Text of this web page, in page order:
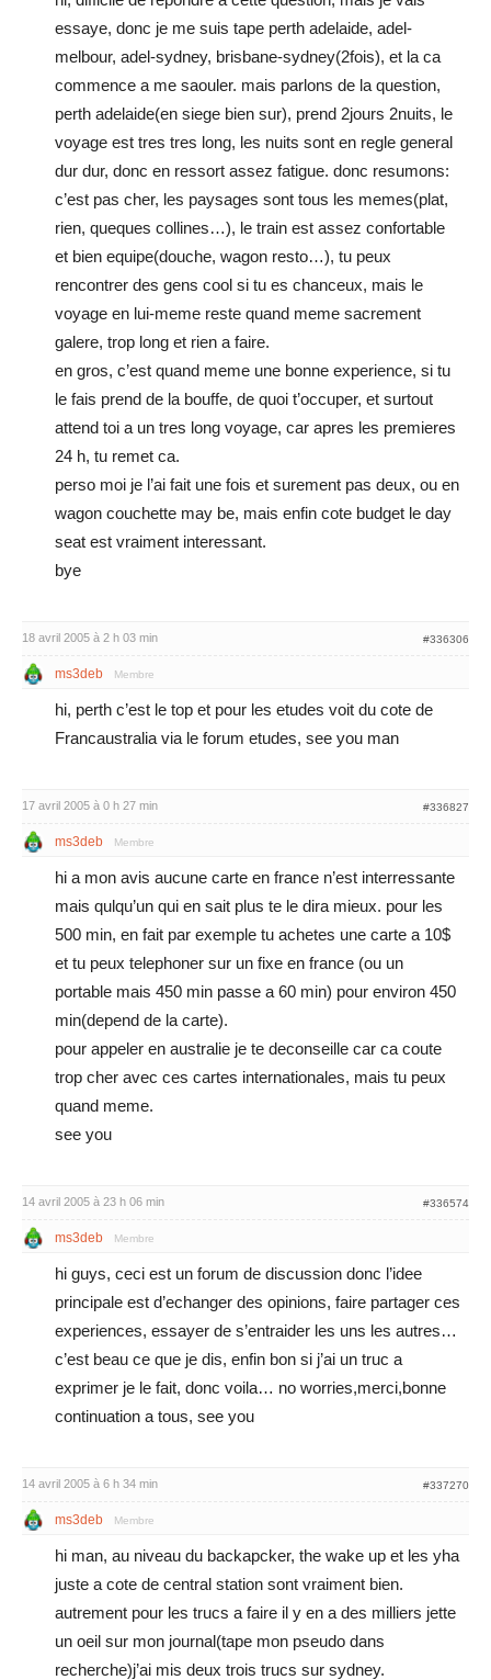
essaye, donc je me suis tape perth adelaide, adel-
melbour, adel-sydney, brisbane-sydney(2fois), et la ca
commence a me saouler. mais parlons de la question,
perth adelaide(en siege bien sur), prend 2jours 2nuits, le
voyage est tres tres long, les nuits sont en regle general
dur dur, donc en ressort assez fatigue. donc resumons:
c’est pas cher, les paysages sont tous les memes(plat,
rien, queques collines…), le train est assez confortable
et bien equipe(douche, wagon resto…), tu peux
rencontrer des gens cool si tu es chanceux, mais le
voyage en lui-meme reste quand meme sacrement
galere, trop long et rien a faire.
en gros, c’est quand meme une bonne experience, si tu
le fais prend de la bouffe, de quoi t’occuper, et surtout
attend toi a un tres long voyage, car apres les premieres
24 h, tu remet ca.
perso moi je l’ai fait une fois et surement pas deux, ou en
wagon couchette may be, mais enfin cote budget le day
seat est vraiment interessant.
bye
18 avril 2005 à 2 h 03 min #336306
ms3deb Membre
hi, perth c’est le top et pour les etudes voit du cote de
Francaustralia via le forum etudes, see you man
17 avril 2005 à 0 h 27 min #336827
ms3deb Membre
hi a mon avis aucune carte en france n’est interressante
mais qulqu’un qui en sait plus te le dira mieux. pour les
500 min, en fait par exemple tu achetes une carte a 10$
et tu peux telephoner sur un fixe en france (ou un
portable mais 450 min passe a 60 min) pour environ 450
min(depend de la carte).
pour appeler en australie je te deconseille car ca coute
trop cher avec ces cartes internationales, mais tu peux
quand meme.
see you
14 avril 2005 à 23 h 06 min #336574
ms3deb Membre
hi guys, ceci est un forum de discussion donc l’idee
principale est d’echanger des opinions, faire partager ces
experiences, essayer de s’entraider les uns les autres…
c’est beau ce que je dis, enfin bon si j’ai un truc a
exprimer je le fait, donc voila… no worries,merci,bonne
continuation a tous, see you
14 avril 2005 à 6 h 34 min #337270
ms3deb Membre
hi man, au niveau du backapcker, the wake up et les yha
juste a cote de central station sont vraiment bien.
autrement pour les trucs a faire il y en a des milliers jette
un oeil sur mon journal(tape mon pseudo dans
recherche)j’ai mis deux trois trucs sur sydney.